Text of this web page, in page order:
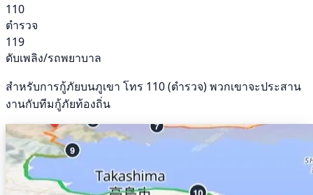
110
ตำรวจ
119
ดับเพลิง/รถพยาบาล
สำหรับการกู้ภัยบนภูเขา โทร 110 (ตำรวจ) พวกเขาจะประสาน
งานกับทีมกู้ภัยท้องถิ่น